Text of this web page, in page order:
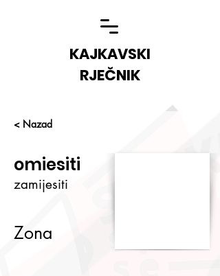
KAJKAVSKI
RJEČNIK
< Nazad
omiesiti
zamijesiti
Zona